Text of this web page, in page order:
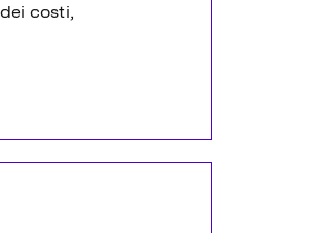
costi,